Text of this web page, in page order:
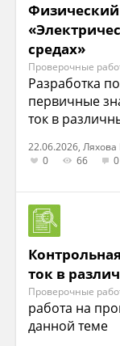
Физический
средах»
Проверочные
Разработка
первичные
ток в
22.06.2026,
0
66 0
ток в
Проверочные
работа на
данной теме